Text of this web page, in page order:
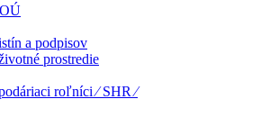
a podpisov
prostredie
roľníci ⁄ SHR ⁄